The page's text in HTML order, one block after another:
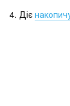
4. Діє